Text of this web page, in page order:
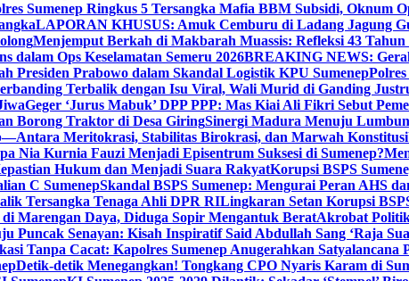
Sumenep Ringkus 5 Tersangka Mafia BBM Subsidi, Oknum
LAPORAN KHUSUS: Amuk Cemburu di Ladang Jagung
Menjemput Berkah di Makbarah Muassis: Refleksi 43
dalam Ops Keselamatan Semeru 2026BREAKING NEWS:
Presiden Prabowo dalam Skandal Logistik KPU Sumenep
Terbalik dengan Isu Viral, Wali Murid di Ganding
Geger ‘Jurus Mabuk’ DPP PPP: Mas Kiai Ali Fikri Sebut
Borong Traktor di Desa GiringSinergi Madura Menuju
Meritokrasi, Stabilitas Birokrasi, dan Marwah Konstitusi
Nia Kurnia Fauzi Menjadi Episentrum Suksesi di Sumenep?
Hukum dan Menjadi Suara RakyatKorupsi BSPS
C SumenepSkandal BSPS Sumenep: Mengurai Peran AHS
Tersangka Tenaga Ahli DPR RILingkaran Setan Korupsi
Marengan Daya, Diduga Sopir Mengantuk BeratAkrobat
Puncak Senayan: Kisah Inspiratif Said Abdullah Sang ‘Raja
Tanpa Cacat: Kapolres Sumenep Anugerahkan Satyalancana
Detik-detik Menegangkan! Tongkang CPO Nyaris Karam di